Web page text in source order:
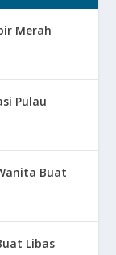
Merah
Pulau
Buat
Libas